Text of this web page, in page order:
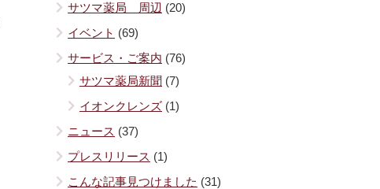
サツマ薬局 周辺 (20)
イベント (69)
サービス・ご案内 (76)
サツマ薬局新聞 (7)
イオンクレンズ (1)
ニュース (37)
プレスリリース (1)
こんな記事見つけました (31)